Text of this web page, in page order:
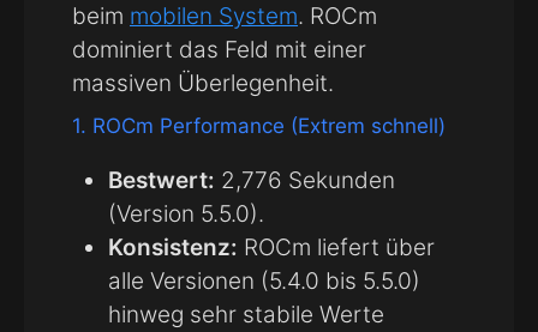
beim mobilen System. ROCm
dominiert das Feld mit einer
massiven Überlegenheit.
1. ROCm Performance (Extrem schnell)
Bestwert: 2,776 Sekunden
(Version 5.5.0).
Konsistenz: ROCm liefert über
alle Versionen (5.4.0 bis 5.5.0)
hinweg sehr stabile Werte